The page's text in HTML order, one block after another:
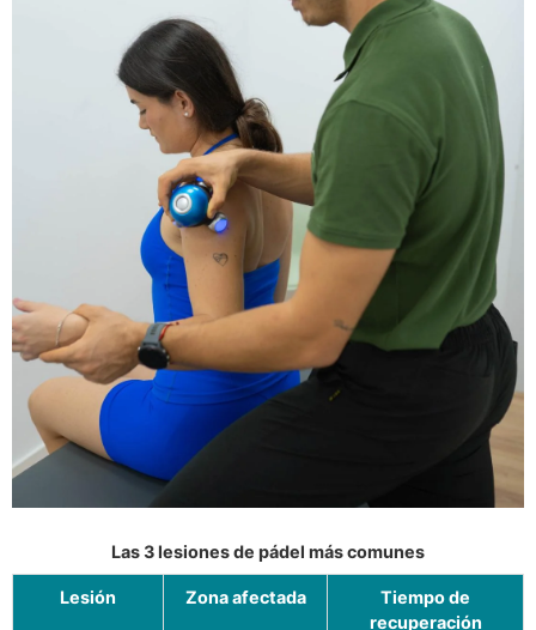
Las 3 lesiones de pádel más comunes
Lesión Zona afectada
Tiempo de
recuperación